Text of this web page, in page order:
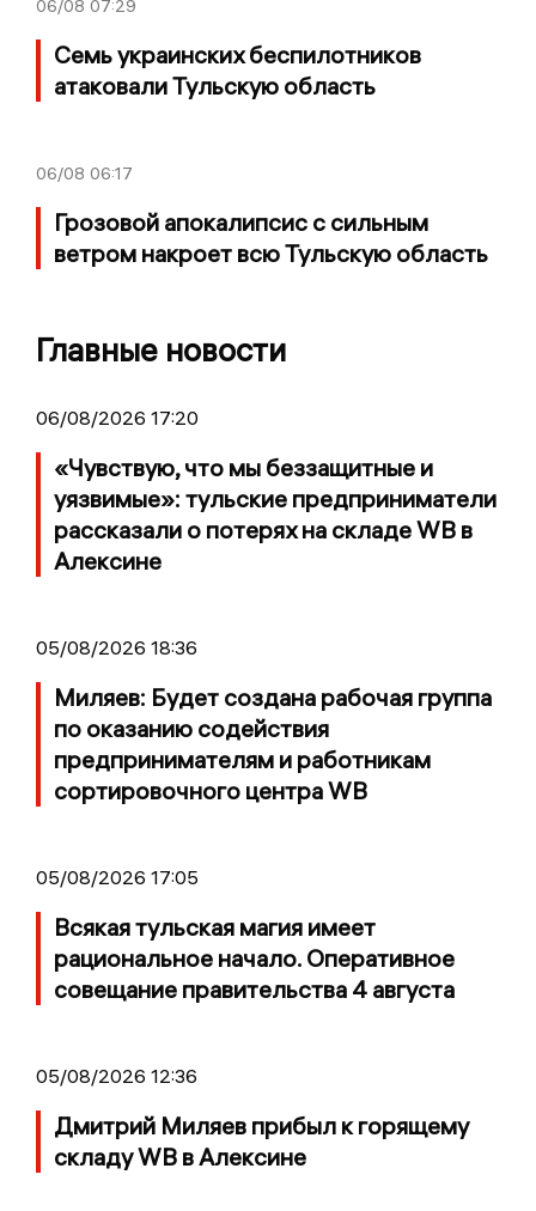
06/08 07:29
Семь украинских беспилотников
атаковали Тульскую область
06/08 06:17
Грозовой апокалипсис с сильным
ветром накроет всю Тульскую область
Главные новости
06/08/2026 17:20
«Чувствую, что мы беззащитные и
уязвимые»: тульские предприниматели
рассказали о потерях на складе WB в
Алексине
05/08/2026 18:36
Миляев: Будет создана рабочая группа
по оказанию содействия
предпринимателям и работникам
сортировочного центра WB
05/08/2026 17:05
Всякая тульская магия имеет
рациональное начало. Оперативное
совещание правительства 4 августа
05/08/2026 12:36
Дмитрий Миляев прибыл к горящему
складу WB в Алексине